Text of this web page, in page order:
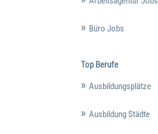
Büro Jobs
Top Berufe
Ausbildungsplätze
Ausbildung Städte